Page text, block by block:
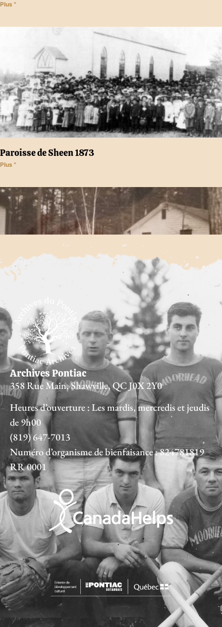
Plus "
Paroisse de Sheen 1873
Plus "
Inondation de la baie de Norway en 1951
Plus "
PLUS D'INFORMATIONS
Archives Pontiac
358 Rue Main, Shawville, QC J0X 2Y0
Heures d’ouverture : Les mardis, mercredis et jeudis
de 9h00
(819) 647-7013
Numéro d’organisme de bienfaisance : 824781819
RR 0001